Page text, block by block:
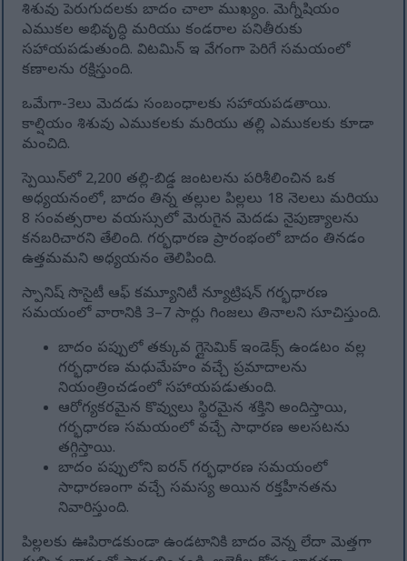
శిశువు పెరుగుదలకు బాదం చాలా ముఖ్యం. మెగ్నీషియం
ఎముకల అభివృద్ధి మరియు కండరాల పనితీరుకు
సహాయపడుతుంది. విటమిన్ ఇ వేగంగా పెరిగే సమయంలో
కణాలను రక్షిస్తుంది.
ఒమేగా-3లు మెదడు సంబంధాలకు సహాయపడతాయి.
కాల్షియం శిశువు ఎముకలకు మరియు తల్లి ఎముకలకు కూడా
మంచిది.
స్పెయిన్‌లో 2,200 తల్లి-బిడ్డ జంటలను పరిశీలించిన ఒక
అధ్యయనంలో, బాదం తిన్న తల్లుల పిల్లలు 18 నెలలు మరియు
8 సంవత్సరాల వయస్సులో మెరుగైన మెదడు నైపుణ్యాలను
కనబరిచారని తేలింది. గర్భధారణ ప్రారంభంలో బాదం తినడం
ఉత్తమమని అధ్యయనం తెలిపింది.
స్పానిష్ సొసైటీ ఆఫ్ కమ్యూనిటీ న్యూట్రిషన్ గర్భధారణ
సమయంలో వారానికి 3–7 సార్లు గింజలు తినాలని సూచిస్తుంది.
బాదం పప్పులో తక్కువ గ్లైసెమిక్ ఇండెక్స్ ఉండటం వల్ల
గర్భధారణ మధుమేహం వచ్చే ప్రమాదాలను
నియంత్రించడంలో సహాయపడుతుంది.
ఆరోగ్యకరమైన కొవ్వులు స్థిరమైన శక్తిని అందిస్తాయి,
గర్భధారణ సమయంలో వచ్చే సాధారణ అలసటను
తగ్గిస్తాయి.
బాదం పప్పులోని ఐరన్ గర్భధారణ సమయంలో
సాధారణంగా వచ్చే సమస్య అయిన రక్తహీనతను
నివారిస్తుంది.
పిల్లలకు ఊపిరాడకుండా ఉండటానికి బాదం వెన్న లేదా మెత్తగా